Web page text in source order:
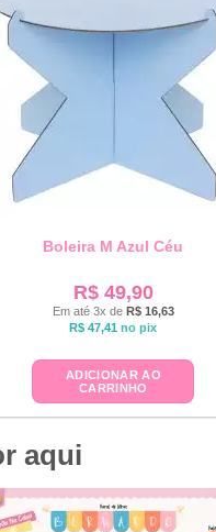
Boleira M Azul Céu
R$49,90
Em até 3x de R$16,63
R$ 47,41 no pix
ADICIONAR AO
CARRINHO
aqui